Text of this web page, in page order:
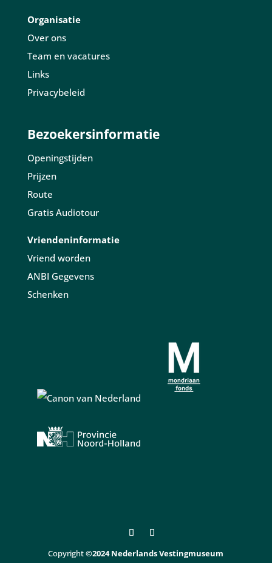
Organisatie
Over ons
Team en vacatures
Links
Privacybeleid
Bezoekersinformatie
Openingstijden
Prijzen
Route
Gratis Audiotour
Vriendeninformatie
Vriend worden
ANBI Gegevens
Schenken
Copyright©2024 Nederlands Vestingmuseum